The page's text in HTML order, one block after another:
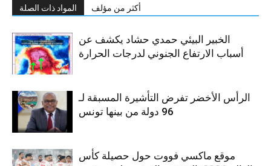
المواد ذات الصلة أكثر من مؤلف
الخبير البيئي حمدي حشاد يكشف عن
أسباب الارتفاع الجنوني لدرجات الحرارة
الرأس الأخضر تفرض التأشيرة المسبقة لـ
96 دولة من بينها تونس
موقع ماكسي فووت حول حصيلة كأس